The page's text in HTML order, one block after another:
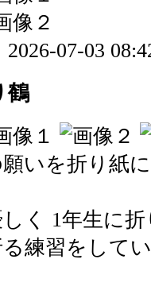
2026-07-03
鶴
いを折り紙
しく 1年生に
練習をして